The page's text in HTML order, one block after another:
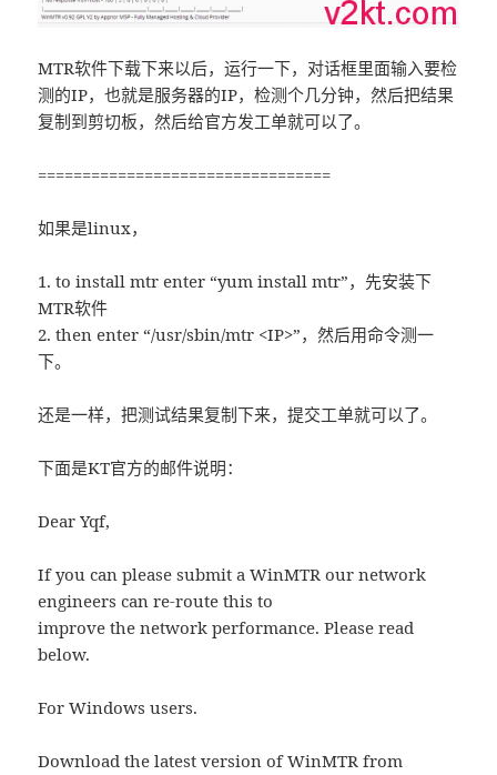
MTR软件下载下来以后，运行一下，对话框里面输入要检
测的IP，也就是服务器的IP，检测个几分钟，然后把结果
复制到剪切板，然后给官方发工单就可以了。
=================================
如果是linux，
1. to install mtr enter “yum install mtr”，先安装下
MTR软件
2. then enter “/usr/sbin/mtr <IP>”，然后用命令测一
下。
还是一样，把测试结果复制下来，提交工单就可以了。
下面是KT官方的邮件说明：
Dear Yqf,
If you can please submit a WinMTR our network
engineers can re-route this to
improve the network performance. Please read
below.
For Windows users.
Download the latest version of WinMTR from